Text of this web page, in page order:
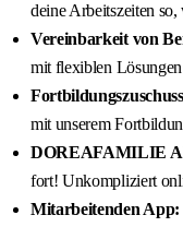
deine Arbeitszeiten
Vereinbarkeit von
mit flexiblen
mit unserem
DOREAFAMILIE
fort! Unkompliziert
Mitarbeitenden App: